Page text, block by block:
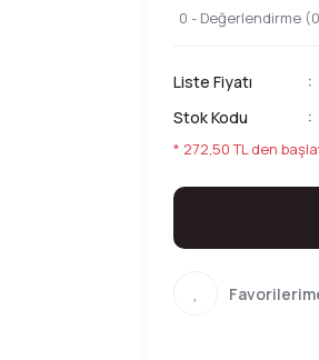
0 - Değerlendirme
Liste Fiyatı
Stok Kodu
* 272,50 TL den